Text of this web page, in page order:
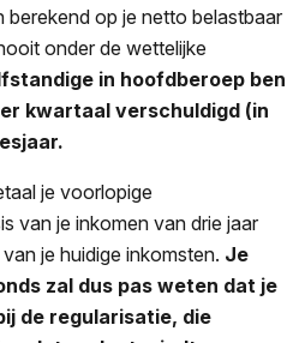
berekend op je netto belastbaar
onder de wettelijke
in hoofdberoep ben
kwartaal verschuldigd (in
je voorlopige
van je inkomen van drie jaar
je huidige inkomsten. Je
zal dus pas weten dat je
de regularisatie, die